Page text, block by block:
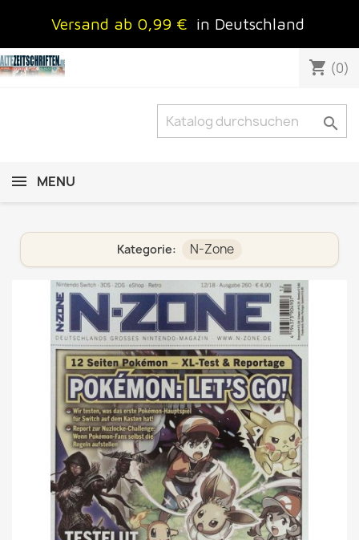
Versand ab 0,99 € in Deutschland
shopping_cart (0)

MENU
Kategorie: N-Zone